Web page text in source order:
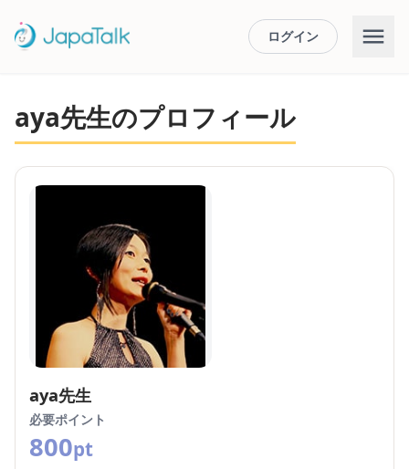
ログイン
aya先生のプロフィール
aya先生
必要ポイント
800pt